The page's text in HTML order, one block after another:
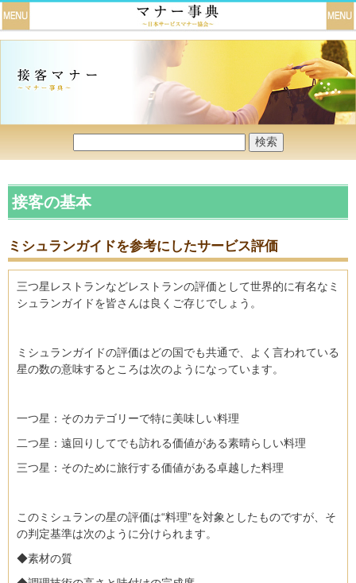
接客の基本
ミシュランガイドを参考にしたサービス評価
三つ星レストランなどレストランの評価として世界的に有名なミ
シュランガイドを皆さんは良くご存じでしょう。
ミシュランガイドの評価はどの国でも共通で、よく言われている
星の数の意味するところは次のようになっています。
一つ星：そのカテゴリーで特に美味しい料理
二つ星：遠回りしてでも訪れる価値がある素晴らしい料理
三つ星：そのために旅行する価値がある卓越した料理
このミシュランの星の評価は“料理”を対象としたものですが、そ
の判定基準は次のように分けられます。
◆素材の質